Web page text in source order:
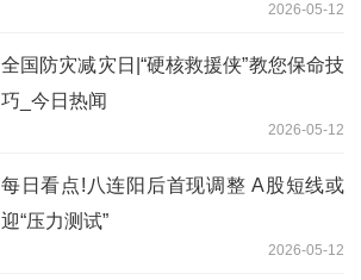
2026-05-12
全国防灾减灾日|“硬核救援侠”教您保命技
巧_今日热闻
2026-05-12
每日看点!八连阳后首现调整 A股短线或
迎“压力测试”
2026-05-12